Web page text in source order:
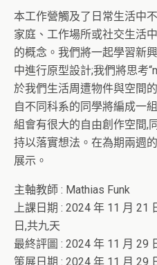
本工作營觸及了日常生活中
家庭、工作場所或社交生活
的概念。我們將一起學習新
中進行原型設計;我們將思考
於我們生活周遭物件與空間
自不同科系的同學將編成一
組會有很大的自由創作空間,
持以落實想法。在為期兩週
展示。
主軸教師 : Mathias Funk
上課日期 : 2024 年 11 月 21
日,共九天
最終評圖 : 2024 年 11 月 29
策展日期 : 2024 年 11 月 29